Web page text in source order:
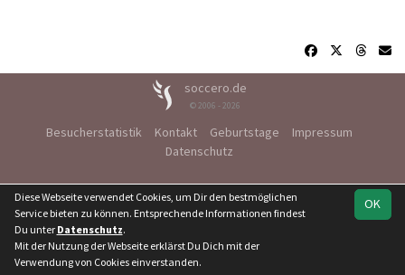
soccero.de
© 2006 - 2026
Besucherstatistik Kontakt Geburtstage
Impressum
Datenschutz
OK
Diese Webseite verwendet Cookies, um Dir den bestmöglichen
Service bieten zu können. Entsprechende Informationen findest
Du unter Datenschutz.
Mit der Nutzung der Webseite erklärst Du Dich mit der
Verwendung von Cookies einverstanden.